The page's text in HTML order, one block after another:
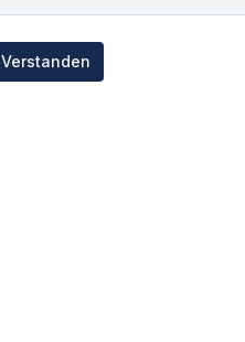
Verstanden